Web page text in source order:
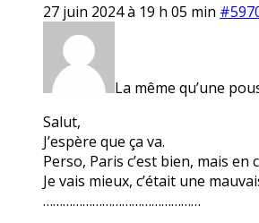
27 juin 2024 à 19 h 05 min
La même qu’une
Salut,
J’espère que ça va.
Perso, Paris c’est bien, mais
Je vais mieux, c’était une
…………………………………………